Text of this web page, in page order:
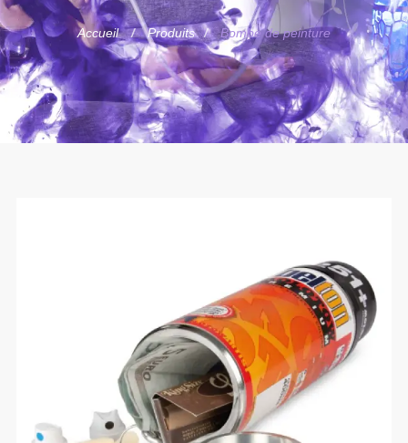
Accueil Produits Bombe de peinture